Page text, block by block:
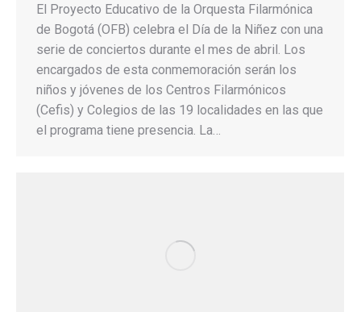
El Proyecto Educativo de la Orquesta Filarmónica
de Bogotá (OFB) celebra el Día de la Niñez con una
serie de conciertos durante el mes de abril. Los
encargados de esta conmemoración serán los
niños y jóvenes de los Centros Filarmónicos
(Cefis) y Colegios de las 19 localidades en las que
el programa tiene presencia. La…